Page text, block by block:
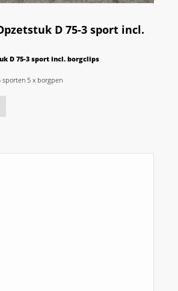
D 75-3 sport incl.
D 75-3 sport incl. borgclips
sporten 5 x borgpen